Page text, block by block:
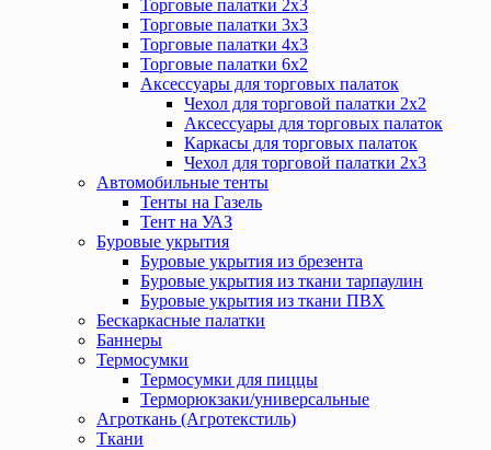
Торговые палатки 2х3
Торговые палатки 3х3
Торговые палатки 4х3
Торговые палатки 6х2
Аксессуары для торговых палаток
Чехол для торговой палатки 2х2
Аксессуары для торговых палаток
Каркасы для торговых палаток
Чехол для торговой палатки 2х3
Автомобильные тенты
Тенты на Газель
Тент на УАЗ
Буровые укрытия
Буровые укрытия из брезента
Буровые укрытия из ткани тарпаулин
Буровые укрытия из ткани ПВХ
Бескаркасные палатки
Баннеры
Термосумки
Термосумки для пиццы
Терморюкзаки/универсальные
Агроткань (Агротекстиль)
Ткани